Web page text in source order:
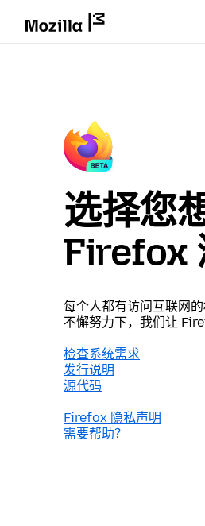
选择您
Firefox
每个人都有访问互联网
不懈努力下，我们让
检查系统需求
发行说明
源代码
Firefox 隐私声明
需要帮助？